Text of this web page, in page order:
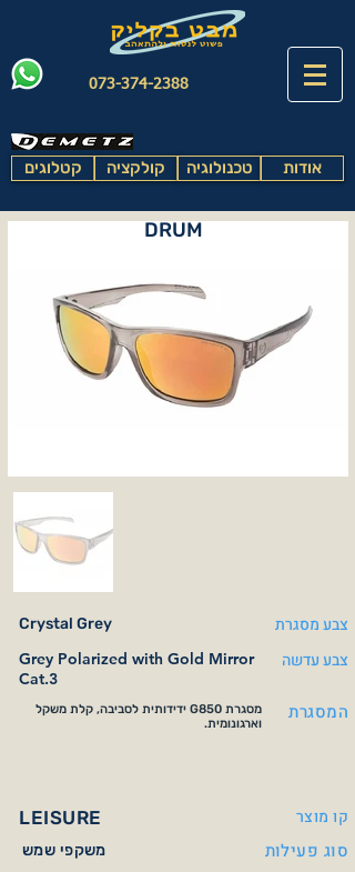
073-374-2388
קטלוגים קולקציה טכנולוגיה אודות
DRUM
Crystal Grey צבע מסגרת
Grey Polarized with Gold Mirror
Cat.3
צבע עדשה
מסגרת G850 ידידותית לסביבה, קלת משקל
וארגונומית.
המסגרת
LEISURE קו מוצר
משקפי שמש סוג פעילות